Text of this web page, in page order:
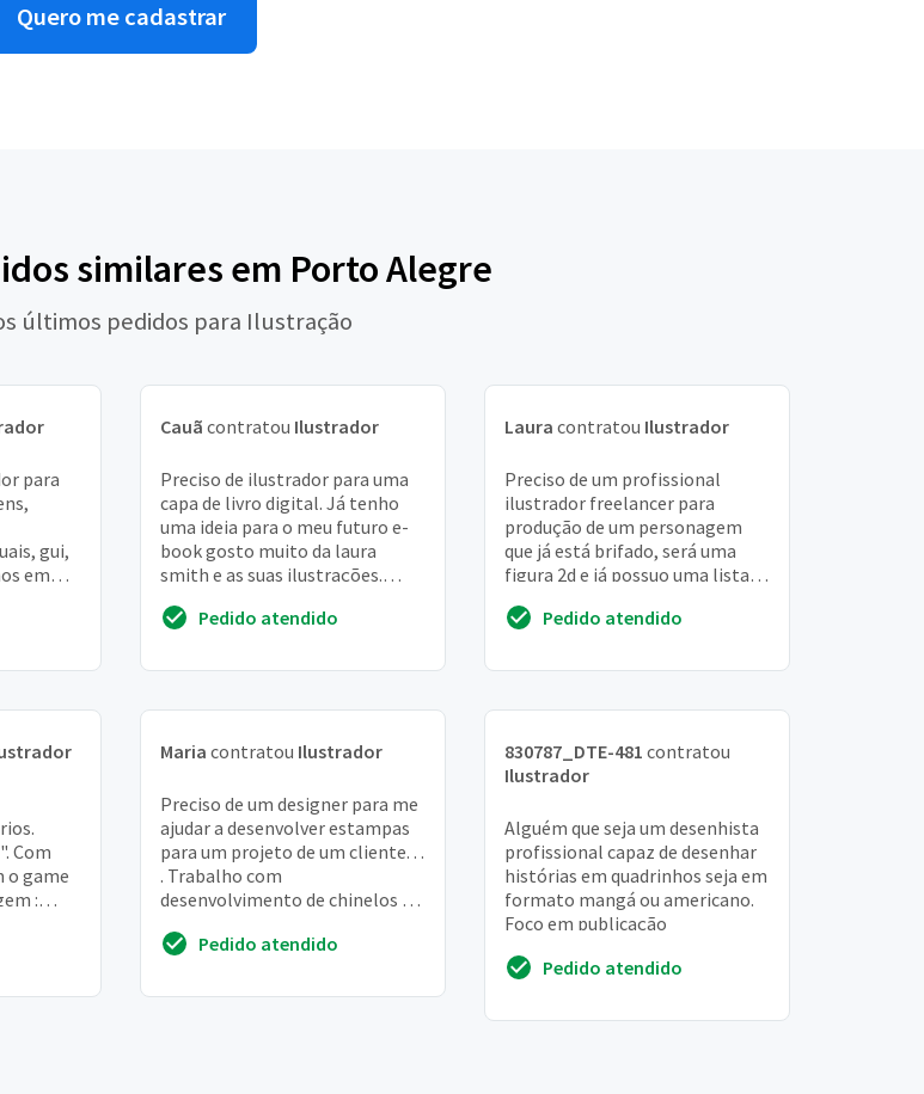
Quero me cadastrar
similares em Porto Alegre
últimos pedidos para Ilustração
para
gui,
em
Cauã contratou Ilustrador
Preciso de ilustrador para uma
capa de livro digital. Já tenho
uma ideia para o meu futuro e-
book gosto muito da laura
smith e as suas ilustrações.
feito em ae...
Pedido atendido
Laura contratou Ilustrador
Preciso de um profissional
ilustrador freelancer para
produção de um personagem
que já está brifado, será uma
figura 2d e já possuo uma lista
necessariamente prec...
Pedido atendido
Com
o game
:
Maria contratou Ilustrador
Preciso de um designer para me
ajudar a desenvolver estampas
para um projeto de um cliente. . .
. Trabalho com
desenvolvimento de chinelos (
digital)Pedido atendido
830787_DTE-481 contratou
Ilustrador
Alguém que seja um desenhista
profissional capaz de desenhar
histórias em quadrinhos seja em
formato mangá ou americano.
Foco em publicação
Pedido atendido